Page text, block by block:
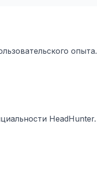
опыта.
HeadHunter.